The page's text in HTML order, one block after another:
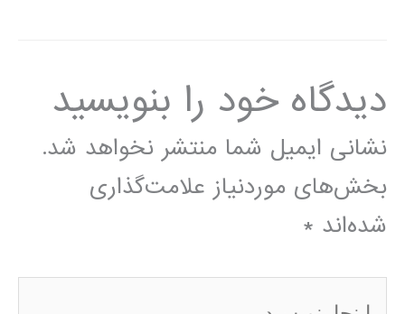
دیدگاه‌ خود را بنویسید
نشانی ایمیل شما منتشر نخواهد شد.
بخش‌های موردنیاز علامت‌گذاری
شده‌اند *
اینجا